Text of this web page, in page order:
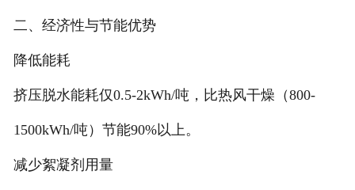
二、经济性与节能优势
‌降低能耗‌
挤压脱水能耗仅0.5-2kWh/吨，比热风干燥（800-
1500kWh/吨）节能90%以上‌。
‌减少絮凝剂用量‌